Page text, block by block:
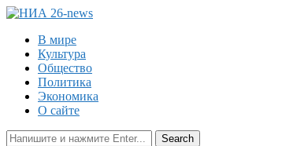
В мире
Культура
Общество
Политика
Экономика
О сайте